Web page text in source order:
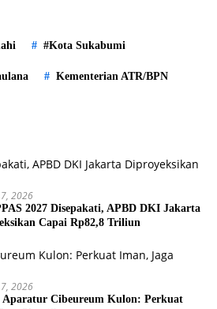
#Kota Sukabumi
Kementerian ATR/BPN
2026
2027 Disepakati, APBD DKI Jakarta
Capai Rp82,8 Triliun
2026
Aparatur Cibeureum Kulon: Perkuat